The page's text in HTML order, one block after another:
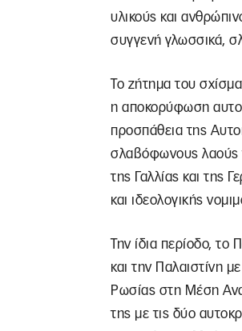
υλικούς και
συγγενή γλωσσικά,
Το ζήτημα του
η αποκορύφωση
προσπάθεια της
σλαβόφωνους λαούς
της Γαλλίας και της
και ιδεολογικής
Την ίδια περίοδο, το
και την Παλαιστίνη
Ρωσίας στη Μέση
της με τις δύο